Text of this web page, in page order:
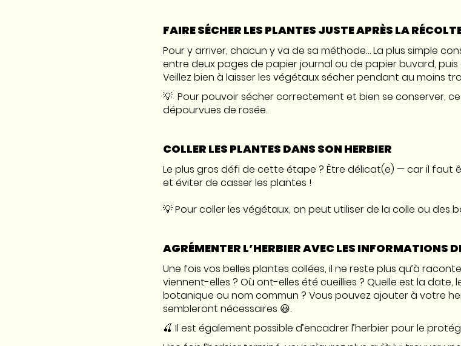
FAIRE SÉCHER LES PLANTES JUSTE APRÈS LA
Pour y arriver, chacun y va de sa méthode… La plus simple
entre deux pages de papier journal ou de papier buvard, puis
Veillez bien à laisser les végétaux sécher pendant au moins
💡 Pour pouvoir sécher correctement et bien se conserver,
dépourvues de rosée.
COLLER LES PLANTES DANS SON HERBIER
Le plus gros défi de cette étape ? Être délicat(e) — car il faut
et éviter de casser les plantes !
💡 Pour coller les végétaux, on peut utiliser de la colle ou des
AGRÉMENTER L’HERBIER AVEC LES INFORMATIONS
Une fois vos belles plantes collées, il ne reste plus qu’à
viennent-elles ? Où ont-elles été cueillies ? Quelle est la date,
botanique ou nom commun ? Vous pouvez ajouter à votre
sembleront nécessaires 😃.
🍒 Il est également possible d’encadrer l’herbier pour le